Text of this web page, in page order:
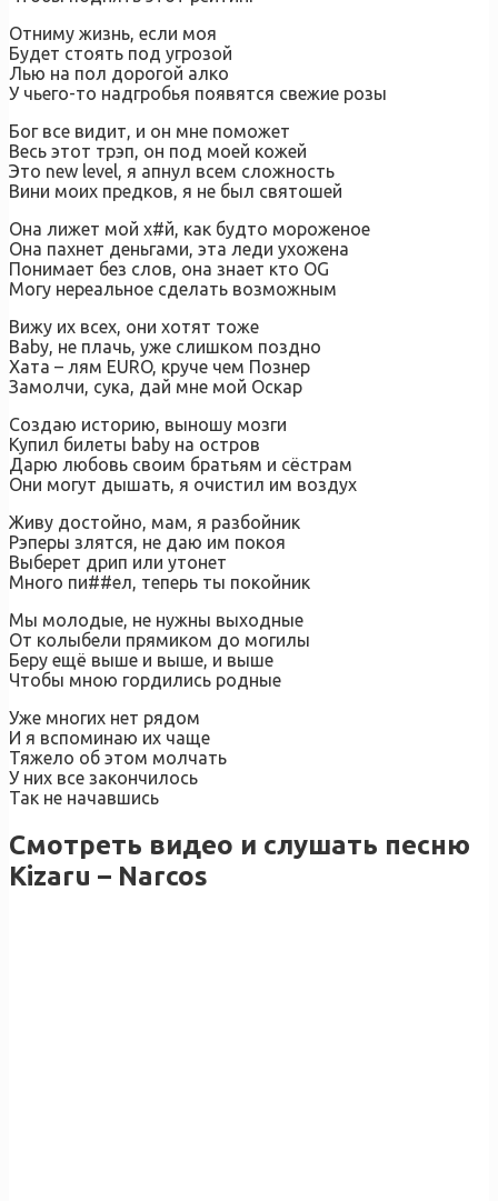
Отниму жизнь, если моя
Будет стоять под угрозой
Лью на пол дорогой алко
У чьего-то надгробья появятся свежие розы
Бог все видит, и он мне поможет
Весь этот трэп, он под моей кожей
Это new level, я апнул всем сложность
Вини моих предков, я не был святошей
Она лижет мой х#й, как будто мороженое
Она пахнет деньгами, эта леди ухожена
Понимает без слов, она знает кто OG
Могу нереальное сделать возможным
Вижу их всех, они хотят тоже
Baby, не плачь, уже слишком поздно
Хата – лям EURO, круче чем Познер
Замолчи, сука, дай мне мой Оскар
Создаю историю, выношу мозги
Купил билеты baby на остров
Дарю любовь своим братьям и сёстрам
Они могут дышать, я очистил им воздух
Живу достойно, мам, я разбойник
Рэперы злятся, не даю им покоя
Выберет дрип или утонет
Много пи##ел, теперь ты покойник
Мы молодые, не нужны выходные
От колыбели прямиком до могилы
Беру ещё выше и выше, и выше
Чтобы мною гордились родные
Уже многих нет рядом
И я вспоминаю их чаще
Тяжело об этом молчать
У них все закончилось
Так не начавшись
Смотреть видео и слушать песню
Kizaru – Narcos